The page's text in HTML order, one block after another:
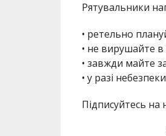
Рятувальники
• ретельно
• не вирушайте
• завжди майте
• у разі
Підписуйтесь на